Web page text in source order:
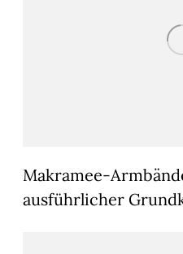
Makramee-
ausführlicher